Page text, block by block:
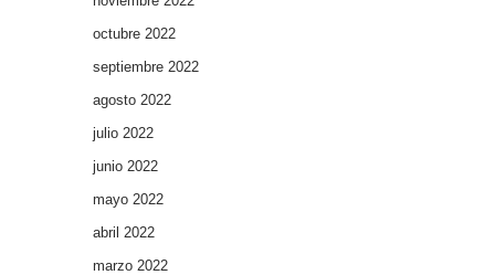
octubre 2022
septiembre 2022
agosto 2022
julio 2022
junio 2022
mayo 2022
abril 2022
marzo 2022